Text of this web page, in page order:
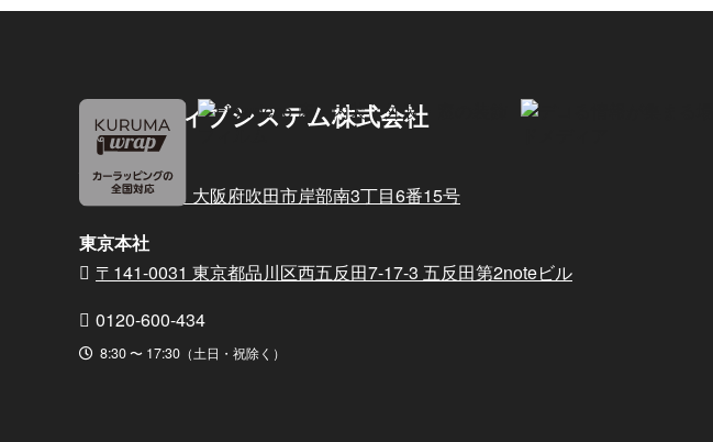
デコラティブシステム株式会社
大阪本社
〒564-0011 大阪府吹田市岸部南3丁目6番15号
東京本社
〒141-0031 東京都品川区西五反田7-17-3 五反田第2noteビル
0120-600-434
8:30 〜 17:30（土日・祝除く）